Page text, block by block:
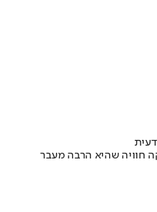
חוויה שהיא הרבה מעבר